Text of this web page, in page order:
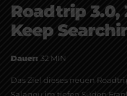
Roadtrip 3.0,
Keep
Dauer: 32 MIN
Das Ziel dieses neuen
Salagou im tiefen Süden